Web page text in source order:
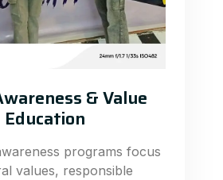
& Value
Education
programs focus
values, responsible